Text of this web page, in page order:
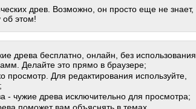
древ. Возможно, он просто еще не знает,
об этом!
древа бесплатно, онлайн, без использования
Делайте это прямо в браузере;
просмотр. Для редактирования используйте,
- чужие древа исключительно для просмотра;